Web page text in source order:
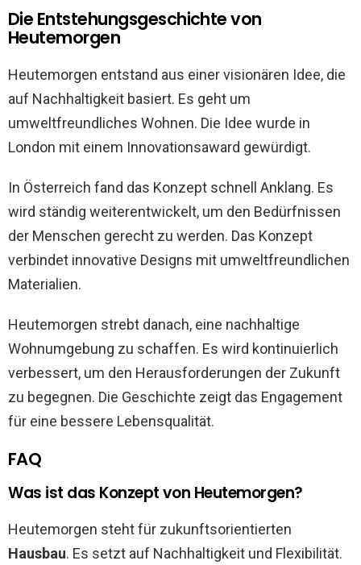
Die Entstehungsgeschichte von
Heutemorgen
Heutemorgen entstand aus einer visionären Idee, die
auf Nachhaltigkeit basiert. Es geht um
umweltfreundliches Wohnen. Die Idee wurde in
London mit einem Innovationsaward gewürdigt.
In Österreich fand das Konzept schnell Anklang. Es
wird ständig weiterentwickelt, um den Bedürfnissen
der Menschen gerecht zu werden. Das Konzept
verbindet innovative Designs mit umweltfreundlichen
Materialien.
Heutemorgen strebt danach, eine nachhaltige
Wohnumgebung zu schaffen. Es wird kontinuierlich
verbessert, um den Herausforderungen der Zukunft
zu begegnen. Die Geschichte zeigt das Engagement
für eine bessere Lebensqualität.
FAQ
Was ist das Konzept von Heutemorgen?
Heutemorgen steht für zukunftsorientierten
Hausbau. Es setzt auf Nachhaltigkeit und Flexibilität.